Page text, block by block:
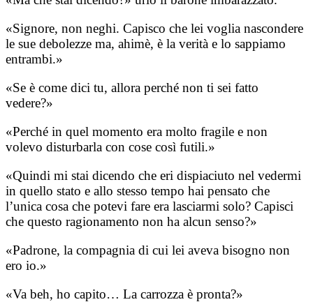
«Signore, non neghi. Capisco che lei voglia nascondere
le sue debolezze ma, ahimè, è la verità e lo sappiamo
entrambi.»
«Se è come dici tu, allora perché non ti sei fatto
vedere?»
«Perché in quel momento era molto fragile e non
volevo disturbarla con cose così futili.»
«Quindi mi stai dicendo che eri dispiaciuto nel vedermi
in quello stato e allo stesso tempo hai pensato che
l’unica cosa che potevi fare era lasciarmi solo? Capisci
che questo ragionamento non ha alcun senso?»
«Padrone, la compagnia di cui lei aveva bisogno non
ero io.»
«Va beh, ho capito… La carrozza è pronta?»